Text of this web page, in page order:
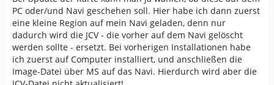
PC oder/und Navi geschehen soll. Hier habe ich dann zuerst
eine kleine Region auf mein Navi geladen, denn nur
dadurch wird die JCV - die vorher auf dem Navi gelöscht
werden sollte - ersetzt. Bei vorherigen Installationen habe
ich zuerst auf Computer installiert, und anschließen die
Image-Datei über MS auf das Navi. Hierdurch wird aber die